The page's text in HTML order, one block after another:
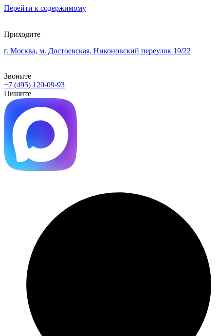
Перейти к содержимому
Приходите
г. Москва, м. Достоевская, Никоновский переулок 19/22
Звоните
+7 (495) 120-09-93
Пишите